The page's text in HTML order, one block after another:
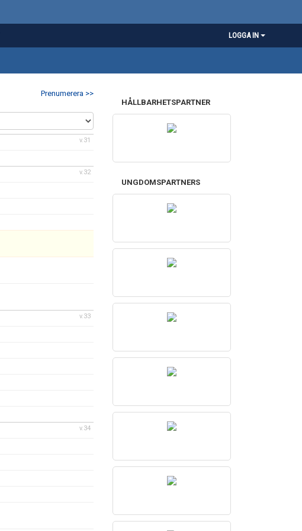
LOGGA IN
Prenumerera >>
v.31
v.32
v.33
v.34
HÅLLBARHETSPARTNER
UNGDOMSPARTNERS